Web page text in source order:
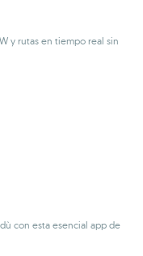
y rutas en tiempo real sin
con esta esencial app de